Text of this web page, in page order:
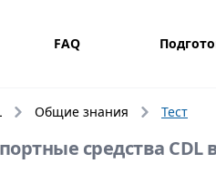
FAQ
Общие знания Тест
средства CDL